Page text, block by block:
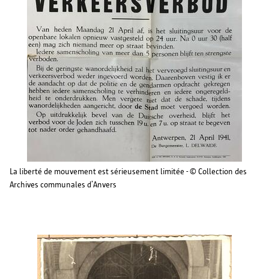
La liberté de mouvement est sérieusement limitée - © Collection des
Archives communales d’Anvers